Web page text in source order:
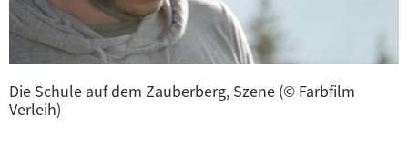
Die Schule auf dem Zauberberg, Szene (© Farbfilm
Verleih)